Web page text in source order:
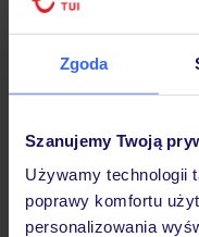
Zgoda
Szanujemy Twoją
Używamy technologii
poprawy komfortu
personalizowania
Opinie
Pokoje